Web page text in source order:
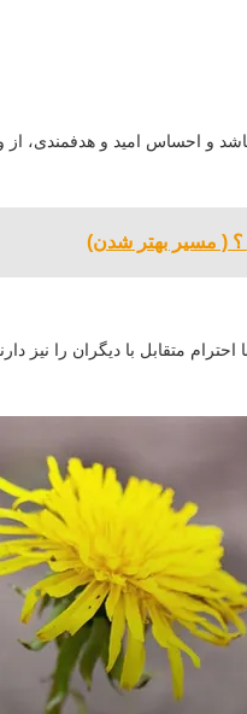
و احساس امید و هدفمندی،
؟ ( مسیر بهتر شدن)
متقابل با دیگران را نیز